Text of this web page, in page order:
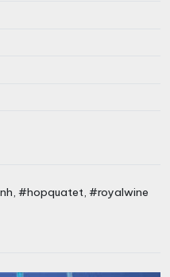
#hopquatet, #royalwine